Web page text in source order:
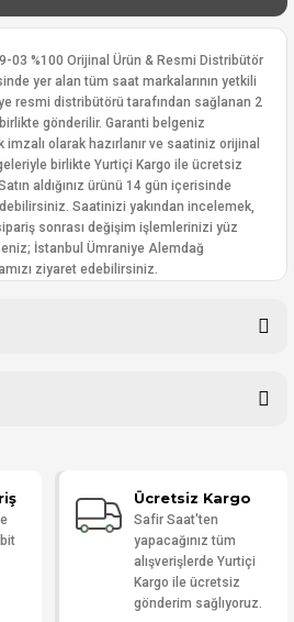
03 %100 Orijinal Ürün & Resmi Distribütör
yer alan tüm saat markalarının yetkili
resmi distribütörü tarafından sağlanan 2
gönderilir. Garanti belgeniz
imzalı olarak hazırlanır ve saatiniz orijinal
birlikte Yurtiçi Kargo ile ücretsiz
aldığınız ürünü 14 gün içerisinde
Saatinizi yakından incelemek,
sonrası değişim işlemlerinizi yüz
İstanbul Ümraniye Alemdağ
ziyaret edebilirsiniz.
Yorum Yaz Ücretsiz Kargo
Safir Saat'ten
yapacağınız tüm
alışverişlerde Yurtiçi
Kargo ile ücretsiz
gönderim sağlıyoruz.